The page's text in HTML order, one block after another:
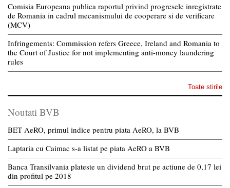
Comisia Europeana publica raportul privind progresele inregistrate
de Romania in cadrul mecanismului de cooperare si de verificare
(MCV)
Infringements: Commission refers Greece, Ireland and Romania to
the Court of Justice for not implementing anti-money laundering
rules
Toate stirile
Noutati BVB
BET AeRO, primul indice pentru piata AeRO, la BVB
Laptaria cu Caimac s-a listat pe piata AeRO a BVB
Banca Transilvania plateste un dividend brut pe actiune de 0,17 lei
din profitul pe 2018